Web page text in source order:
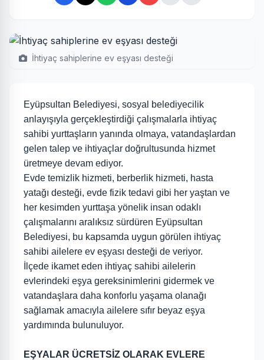
İhtiyaç sahiplerine ev eşyası desteği
Eyüpsultan Belediyesi, sosyal belediyecilik
anlayışıyla gerçekleştirdiği çalışmalarla ihtiyaç
sahibi yurttaşların yanında olmaya, vatandaşlardan
gelen talep ve ihtiyaçlar doğrultusunda hizmet
üretmeye devam ediyor.
Evde temizlik hizmeti, berberlik hizmeti, hasta
yatağı desteği, evde fizik tedavi gibi her yaştan ve
her kesimden yurttaşa yönelik insan odaklı
çalışmalarını aralıksız sürdüren Eyüpsultan
Belediyesi, bu kapsamda uygun görülen ihtiyaç
sahibi ailelere ev eşyası desteği de veriyor.
İlçede ikamet eden ihtiyaç sahibi ailelerin
evlerindeki eşya gereksinimlerini gidermek ve
vatandaşlara daha konforlu yaşama olanağı
sağlamak amacıyla ailelere sıfır beyaz eşya
yardımında bulunuluyor.
EŞYALAR ÜCRETSİZ OLARAK EVLERE